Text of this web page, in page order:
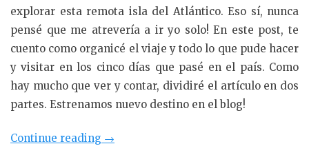
explorar esta remota isla del Atlántico. Eso sí, nunca
pensé que me atrevería a ir yo solo! En este post, te
cuento como organicé el viaje y todo lo que pude hacer
y visitar en los cinco días que pasé en el país. Como
hay mucho que ver y contar, dividiré el artículo en dos
partes. Estrenamos nuevo destino en el blog!
Continue reading «Recorrido
→